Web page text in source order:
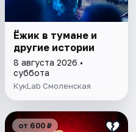
Ёжик в тумане и
другие истории
8 августа 2026 •
суббота
КукLab Смоленская
от 600 ₽